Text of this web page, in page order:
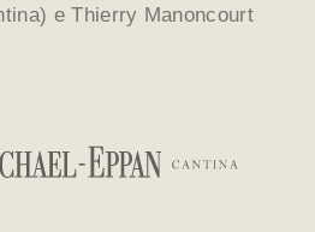
e Thierry Manoncourt